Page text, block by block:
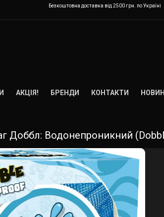
Безкоштовна доставка від 2500 грн. по Україні
АКЦІЯ! БРЕНДИ КОНТАКТИ
Доббл: Водонепроникний